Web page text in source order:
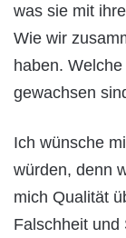
was sie mit
Wie wir
haben.
gewachsen
Ich wünsche
würden, denn
mich Qualität
Falschheit und